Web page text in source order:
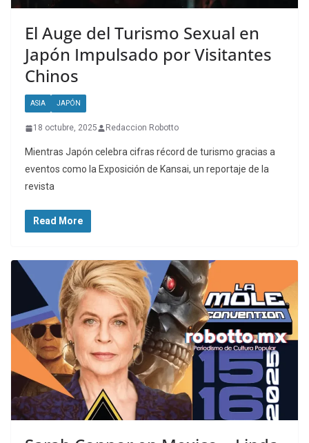
El Auge del Turismo Sexual en
Japón Impulsado por Visitantes
Chinos
ASIA JAPÓN
18 octubre, 2025 Redaccion Robotto
Mientras Japón celebra cifras récord de turismo gracias a
eventos como la Exposición de Kansai, un reportaje de la
revista
Read More